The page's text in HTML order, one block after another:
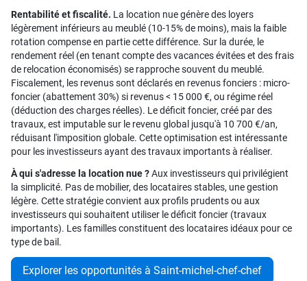
Rentabilité et fiscalité. La location nue génère des loyers
légèrement inférieurs au meublé (10-15% de moins), mais la faible
rotation compense en partie cette différence. Sur la durée, le
rendement réel (en tenant compte des vacances évitées et des frais
de relocation économisés) se rapproche souvent du meublé.
Fiscalement, les revenus sont déclarés en revenus fonciers : micro-
foncier (abattement 30%) si revenus < 15 000 €, ou régime réel
(déduction des charges réelles). Le déficit foncier, créé par des
travaux, est imputable sur le revenu global jusqu'à 10 700 €/an,
réduisant l'imposition globale. Cette optimisation est intéressante
pour les investisseurs ayant des travaux importants à réaliser.
À qui s'adresse la location nue ?Aux investisseurs qui privilégient
la simplicité. Pas de mobilier, des locataires stables, une gestion
légère. Cette stratégie convient aux profils prudents ou aux
investisseurs qui souhaitent utiliser le déficit foncier (travaux
importants). Les familles constituent des locataires idéaux pour ce
type de bail.
Explorer les opportunités à Saint-michel-chef-chef